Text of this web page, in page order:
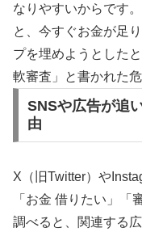
なりやすいからです。
と、今すぐお金が足
プを埋めようとした
軟審査」と書かれた
SNSや広告が追
由
X（旧Twitter）や
「お金 借りたい」「
調べると、関連する